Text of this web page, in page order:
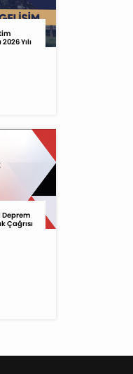
Yılı
Deprem
Çağrısı